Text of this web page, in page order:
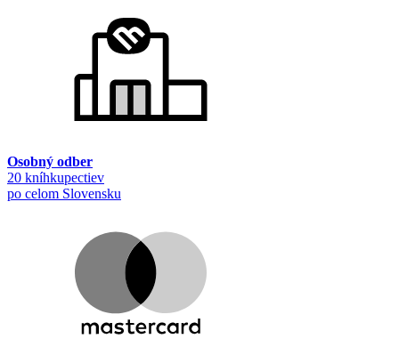
Osobný odber
20 kníhkupectiev
po celom Slovensku